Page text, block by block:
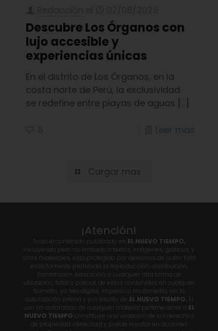
Descubre Los Órganos con
lujo accesible y
experiencias únicas
En el distrito de Los Órganos, en la
costa norte de Perú, la exclusividad
se redefine entre playas de aguas […]
Leer mas
Cargar mas
¡Atención!
Todo el contenido publicado en EL NUEVO TIEMPO,
incluyendo pero no limitado a textos, imágenes, gráficos, y
otros materiales, está protegido por derechos de autor. Está
estrictamente prohibida la reproducción, distribución,
transmisión, exhibición, o cualquier otra forma de
utilización, total o parcial, de estos contenidos en cualquier
formato, ya sea digital, impreso o multimedia, sin la
autorización previa y por escrito de EL NUEVO TIEMPO. El
uso no autorizado de cualquier material perteneciente a EL
NUEVO TIEMPO constituye una violación de los derechos
de propiedad intelectual y puede resultar en acciones